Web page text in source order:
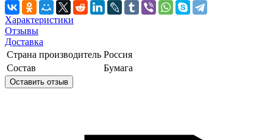
Характеристики
Отзывы
Доставка
Страна производитель Россия
Состав
Бумага
Оставить отзыв